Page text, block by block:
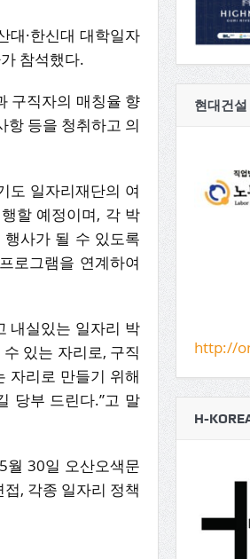
대·한신대 대학일자
참석했다.
구직자의 매칭율 향
항 등을 청취하고 의
도 일자리재단의 여
할 예정이며, 각 박
사가 될 수 있도록
로그램을 연계하여
내실있는 일자리 박
있는 자리로, 구직
자리로 만들기 위해
당부 드린다.”고 말
월 30일 오산오색문
, 각종 일자리 정책
현대건
http://
H-